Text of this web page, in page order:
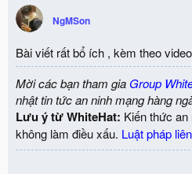
c
t
i
o
n
s
:
NgMSon
Bài viết rất bổ ích , kèm theo
Mời các bạn tham gia Group
nhật tin tức an ninh mạng hàng
Lưu ý từ WhiteHat: Kiến thức an
không làm điều xấu. Luật pháp